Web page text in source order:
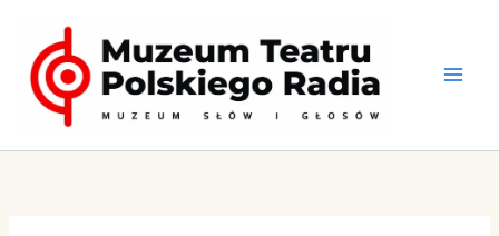
treści